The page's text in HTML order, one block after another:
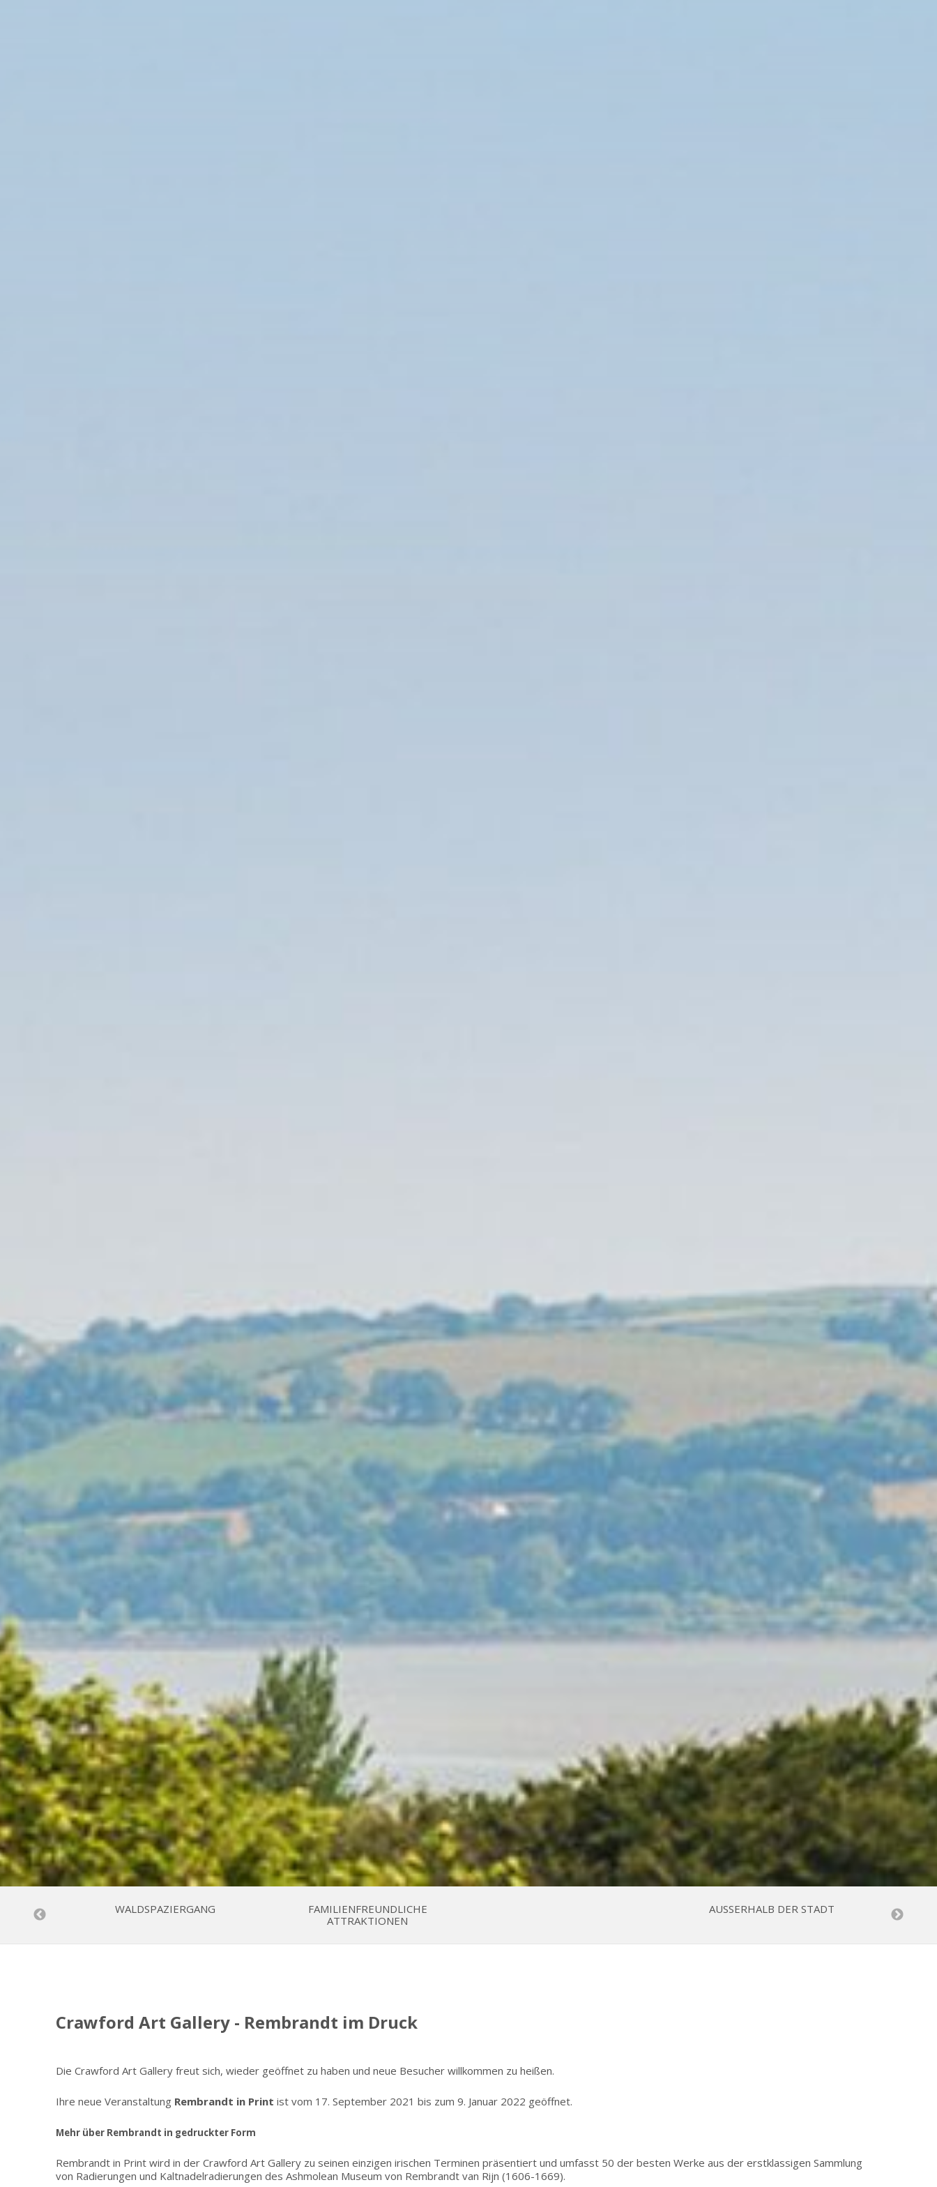
CITY WALDSPAZIERGANG
FAMILIENFREUNDLICHE
ATTRAKTIONEN
AUSSERHALB DER STADT
Crawford Art Gallery - Rembrandt im Druck
Die Crawford Art Gallery freut sich, wieder geöffnet zu haben und neue Besucher willkommen zu heißen.
Ihre neue Veranstaltung Rembrandt in Print ist vom 17. September 2021 bis zum 9. Januar 2022 geöffnet.
Mehr über Rembrandt in gedruckter Form
Rembrandt in Print wird in der Crawford Art Gallery zu seinen einzigen irischen Terminen präsentiert und umfasst 50 der besten Werke aus der erstklassigen Sammlung
von Radierungen und Kaltnadelradierungen des Ashmolean Museum von Rembrandt van Rijn (1606-1669).